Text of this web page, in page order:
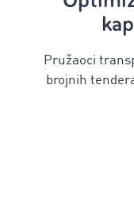
Pružaoci
brojnih